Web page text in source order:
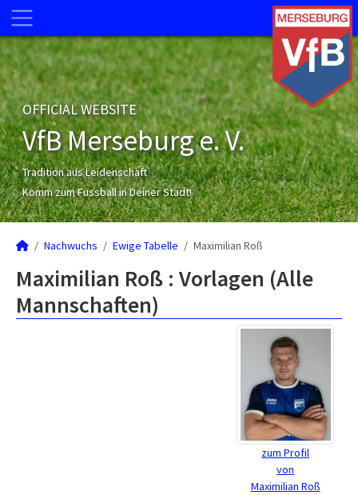
OFFICIAL WEBSITE
VfB Merseburg e. V.
Tradition aus Leidenschaft
Komm zum Fussball in Deiner Stadt!
Nachwuchs Ewige Tabelle Maximilian Roß
Maximilian Roß : Vorlagen (Alle
Mannschaften)
zum Profil
von
Maximilian Roß